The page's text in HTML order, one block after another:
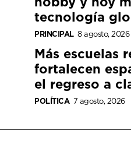
tecnología
PRINCIPAL 8 agosto, 2026
Más escuelas
fortalecen
el regreso a
POLÍTICA 7 agosto, 2026